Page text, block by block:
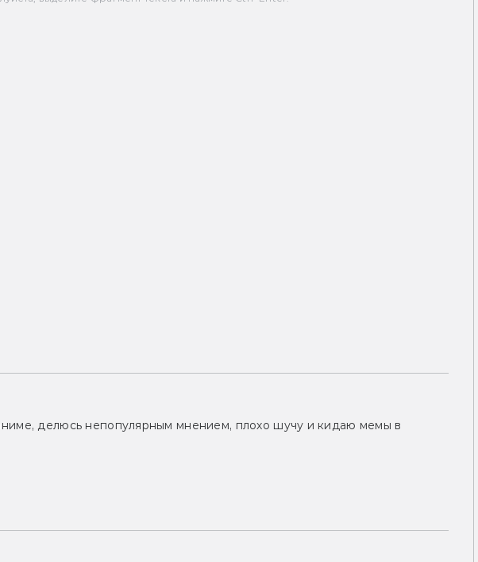
делюсь непопулярным мнением, плохо шучу и кидаю мемы в